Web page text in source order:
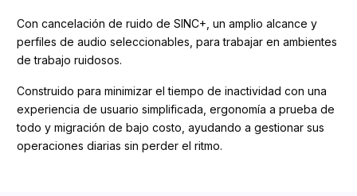
Con cancelación de ruido de SINC+, un amplio alcance y
perfiles de audio seleccionables, para trabajar en ambientes
de trabajo ruidosos.
Construido para minimizar el tiempo de inactividad con una
experiencia de usuario simplificada, ergonomía a prueba de
todo y migración de bajo costo, ayudando a gestionar sus
operaciones diarias sin perder el ritmo.